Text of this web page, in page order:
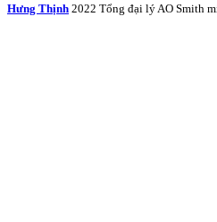
Hưng Thịnh 2022 Tổng đại lý AO Smith